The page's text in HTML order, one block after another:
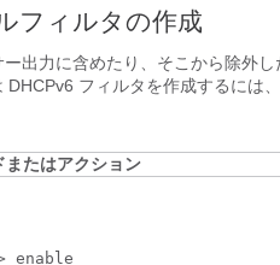
フィルタの作成
出力に含めたり、そこから除外
DHCPv6 フィルタを作成するには
またはアクション
enable